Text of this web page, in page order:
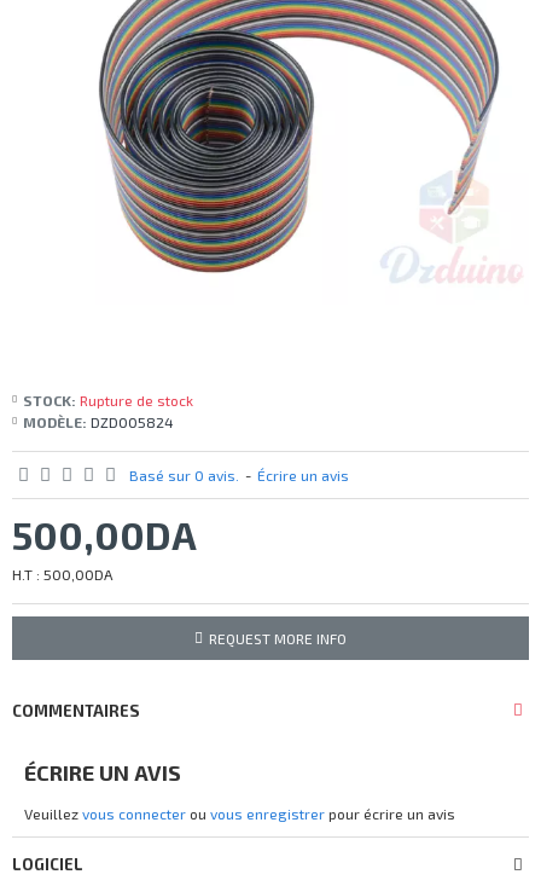
STOCK: Rupture de stock
MODÈLE: DZD005824
Basé sur 0 avis. - Écrire un avis
500,00DA
H.T : 500,00DA
REQUEST MORE INFO
COMMENTAIRES
ÉCRIRE UN AVIS
Veuillez vous connecter ou vous enregistrer pour écrire un avis
LOGICIEL